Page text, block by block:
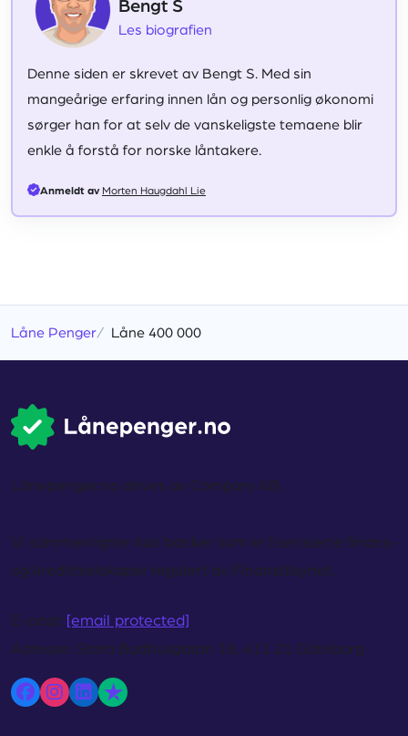
Bengt S
Les biografien
Denne siden er skrevet av Bengt S. Med sin
mangeårige erfaring innen lån og personlig økonomi
sørger han for at selv de vanskeligste temaene blir
enkle å forstå for norske låntakere.
Anmeldt av Morten Haugdahl Lie
Låne Penger Låne 400 000
Lånepenger.no drives av Compary AB.
Vi sammenligner kun banker som er lisensierte finans-
og kredittselskaper regulert av Finanstilsynet.
E-post: [email protected]
Adresse: Stora Badhusgatan 18, 411 21 Göteborg